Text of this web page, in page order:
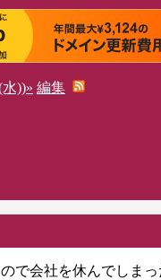
))» 編集
で会社を休んでしま